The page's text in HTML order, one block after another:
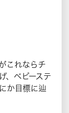
これならチ
、ベビーステ
か目標に辿